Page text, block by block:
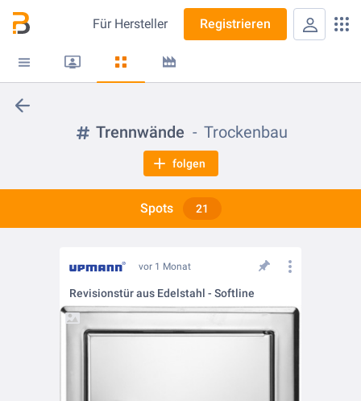
Für Hersteller Registrieren
Trennwände Trockenbau
folgen
Spots 21
vor 1 Monat
Revisionstür aus Edelstahl - Softline